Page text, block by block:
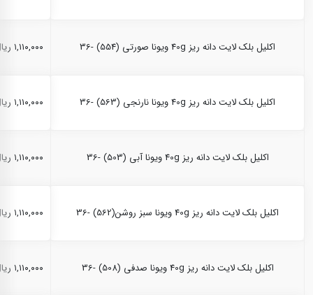
اکلیل بلک لایت دانه ریز 40g ویونا صورتی (554) -36 ۱,۱۱۰,۰۰۰ ریال
اکلیل بلک لایت دانه ریز 40g ویونا نارنجی (563) -36 ۱,۱۱۰,۰۰۰ ریال
اکلیل بلک لایت دانه ریز 40g ویونا آبی (503) -36 ۱,۱۱۰,۰۰۰ ریال
اکلیل بلک لایت دانه ریز 40g ویونا سبز روشن(562) -36 ۱,۱۱۰,۰۰۰ ریال
اکلیل بلک لایت دانه ریز 40g ویونا صدفی (508) -36 ۱,۱۱۰,۰۰۰ ریال